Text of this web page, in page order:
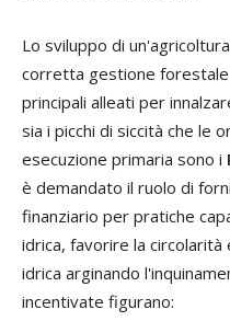
Lo sviluppo di
corretta gestione
principali alleati per
sia i picchi di siccità che le
esecuzione primaria sono i
è demandato il ruolo di
finanziario per pratiche
idrica, favorire la
idrica arginando
incentivate figurano: